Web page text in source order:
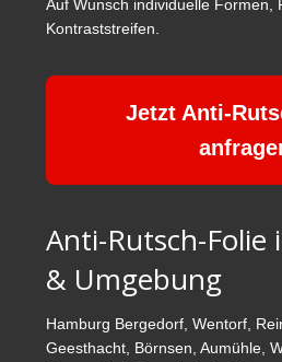
Auf Wunsch individuelle Formen,
Kontraststreifen.
Jetzt Anti-
Anti-Rutsch-Folie
& Umgebung
Hamburg Bergedorf, Wentorf,
Geesthacht, Börnsen, Aumühle,